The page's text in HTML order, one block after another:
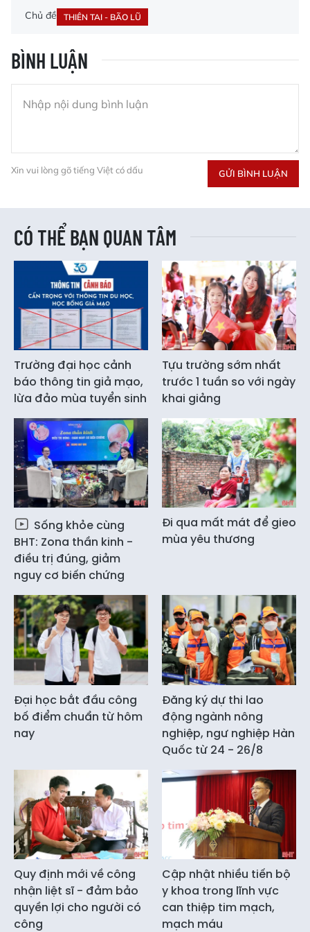
Chủ đề THIÊN TAI - BÃO LŨ
BÌNH LUẬN
Xin vui lòng gõ tiếng Việt có dấu GỬI BÌNH LUẬN
CÓ THỂ BẠN QUAN TÂM
Trường đại học cảnh
báo thông tin giả mạo,
lừa đảo mùa tuyển sinh
Tựu trường sớm nhất
trước 1 tuần so với ngày
khai giảng
Sống khỏe cùng
BHT: Zona thần kinh -
điều trị đúng, giảm
nguy cơ biến chứng
Đi qua mất mát để gieo
mùa yêu thương
Đại học bắt đầu công
bố điểm chuẩn từ hôm
nay
Đăng ký dự thi lao
động ngành nông
nghiệp, ngư nghiệp Hàn
Quốc từ 24 - 26/8
Quy định mới về công
nhận liệt sĩ - đảm bảo
quyền lợi cho người có
công
Cập nhật nhiều tiến bộ
y khoa trong lĩnh vực
can thiệp tim mạch,
mạch máu